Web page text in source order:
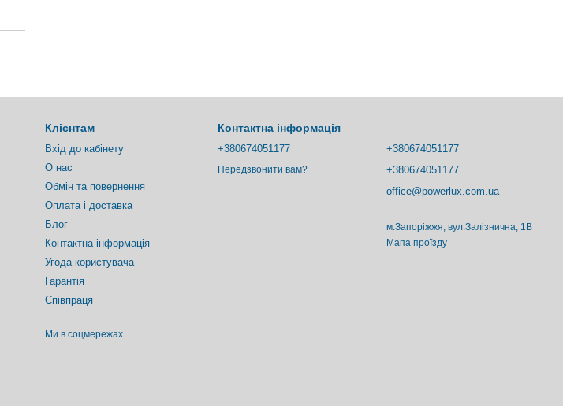
Клієнтам
Вхід до кабінету
О нас
Обмін та повернення
Оплата і доставка
Блог
Контактна інформація
Угода користувача
Гарантія
Співпраця
Ми в соцмережах
Контактна інформація
+380674051177
Передзвонити вам?
+380674051177
+380674051177
office@powerlux.com.ua
м.Запоріжжя, вул.Залізнична, 1В
Мапа проїзду